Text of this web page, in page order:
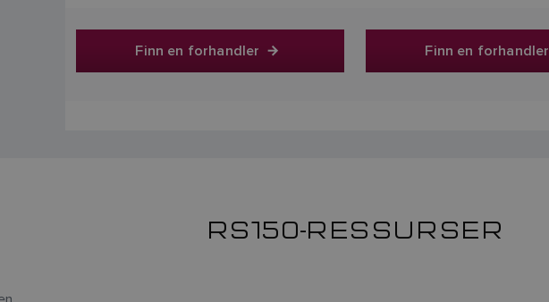
Finn en forhandler Finn en forhandler
RS150-RESSURSER